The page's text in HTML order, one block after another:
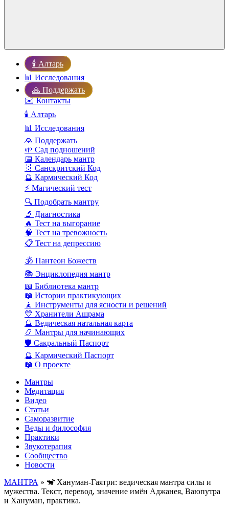
🕯️ Алтарь
📊 Исследования
🙏 Поддержать
✉️ Контакты
🕯️ Алтарь
📊 Исследования
🙏 Поддержать
🌱 Сад подношений
📅 Календарь мантр
🧬 Санскритский Код
🔮 Кармический Код
⚡ Магический тест
🔍 Подобрать мантру
🔬 Диагностика
🔥 Тест на выгорание
🧠 Тест на тревожность
📋 Тест на депрессию
🕉️ Пантеон Божеств
📚 Энциклопедия мантр
📖 Библиотека мантр
📖 Истории практикующих
🧘 Инструменты для ясности и решений
💛 Хранители Ашрама
🔮 Ведическая натальная карта
📿 Мантры для начинающих
🛡️ Сакральный Паспорт
🔮 Кармический Паспорт
📖 О проекте
Мантры
Медитация
Видео
Статьи
Саморазвитие
Веды и философия
Практики
Звукотерапия
Сообщество
Новости
МАНТРА » 🐒 Хануман-Гаятри: ведическая мантра силы и
мужества. Текст, перевод, значение имён Аджанея, Ваюпутра
и Хануман, практика.